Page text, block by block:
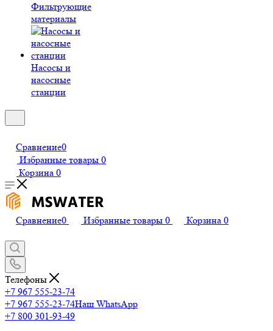
Фильтрующие
материалы
Насосы и
насосные
станции
Сравнение0
Избранные товары 0
Корзина 0
Сравнение0 Избранные товары 0 Корзина 0
Телефоны
+7 967 555-23-74
+7 967 555-23-74Наш WhatsApp
+7 800 301-93-49